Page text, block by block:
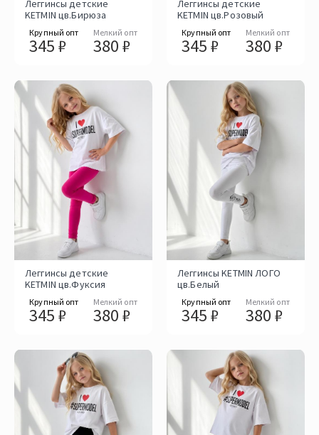
Леггинсы детские
KETMIN цв.Бирюза
Крупный опт
345 ₽
Мелкий опт
380 ₽
Леггинсы детские
KETMIN цв.Розовый
Крупный опт
345 ₽
Мелкий опт
380 ₽
Леггинсы детские
KETMIN цв.Фуксия
Крупный опт
345 ₽
Мелкий опт
380 ₽
Леггинсы KETMIN ЛОГО
цв.Белый
Крупный опт
345 ₽
Мелкий опт
380 ₽